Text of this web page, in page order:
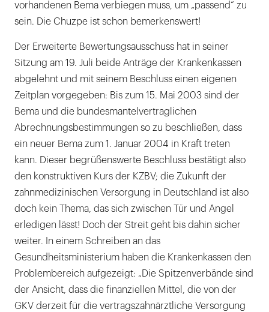
vorhandenen Bema verbiegen muss, um „passend“ zu
sein. Die Chuzpe ist schon bemerkenswert!
Der Erweiterte Bewertungsausschuss hat in seiner
Sitzung am 19. Juli beide Anträge der Krankenkassen
abgelehnt und mit seinem Beschluss einen eigenen
Zeitplan vorgegeben: Bis zum 15. Mai 2003 sind der
Bema und die bundesmantelvertraglichen
Abrechnungsbestimmungen so zu beschließen, dass
ein neuer Bema zum 1. Januar 2004 in Kraft treten
kann. Dieser begrüßenswerte Beschluss bestätigt also
den konstruktiven Kurs der KZBV; die Zukunft der
zahnmedizinischen Versorgung in Deutschland ist also
doch kein Thema, das sich zwischen Tür und Angel
erledigen lässt! Doch der Streit geht bis dahin sicher
weiter. In einem Schreiben an das
Gesundheitsministerium haben die Krankenkassen den
Problembereich aufgezeigt: „Die Spitzenverbände sind
der Ansicht, dass die finanziellen Mittel, die von der
GKV derzeit für die vertragszahnärztliche Versorgung